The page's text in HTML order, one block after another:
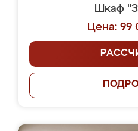
Шкаф
Цена: 99